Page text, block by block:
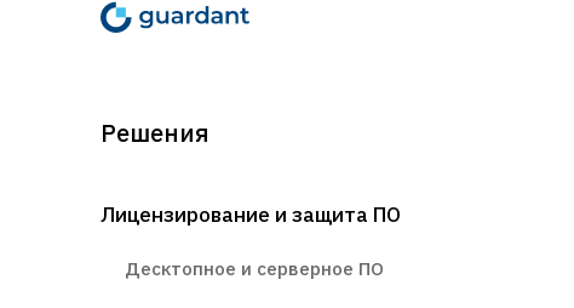
Решения
Лицензирование и защита ПО
Десктопное и серверное ПО